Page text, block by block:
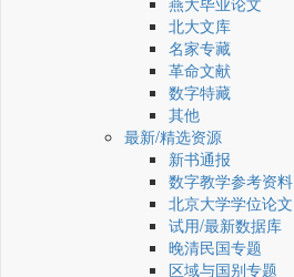
北大文库
名家专藏
革命文献
数字特藏
其他
最新/精选资源
新书通报
数字教学参考资料
北京大学学位论文
试用/最新数据库
晚清民国专题
区域与国别专题